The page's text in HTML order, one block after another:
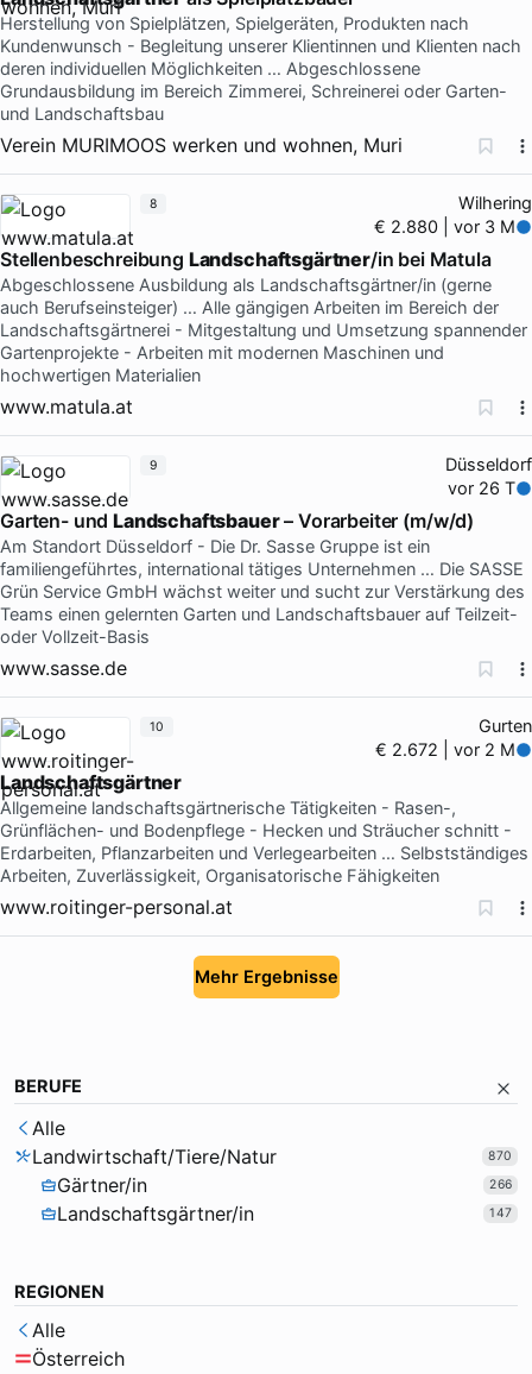
Herstellung von Spielplätzen, Spielgeräten, Produkten nach
Kundenwunsch - Begleitung unserer Klientinnen und Klienten nach
deren individuellen Möglichkeiten … Abgeschlossene
Grundausbildung im Bereich Zimmerei, Schreinerei oder Garten-
und Landschaftsbau
Verein MURIMOOS werken und wohnen, Muri
Wilhering
€ 2.880 | vor 3 M
Stellenbeschreibung Landschaftsgärtner/in bei Matula
Abgeschlossene Ausbildung als Landschaftsgärtner/in (gerne
auch Berufseinsteiger) … Alle gängigen Arbeiten im Bereich der
Landschaftsgärtnerei - Mitgestaltung und Umsetzung spannender
Gartenprojekte - Arbeiten mit modernen Maschinen und
hochwertigen Materialien
www.matula.at
8
Düsseldorf
vor 26 T
Garten- undLandschaftsbauer– Vorarbeiter (m/w/d)
Am Standort Düsseldorf - Die Dr. Sasse Gruppe ist ein
familiengeführtes, international tätiges Unternehmen … Die SASSE
Grün Service GmbH wächst weiter und sucht zur Verstärkung des
Teams einen gelernten Garten und Landschaftsbauer auf Teilzeit-
oder Vollzeit-Basis
www.sasse.de
9
Gurten
€ 2.672 | vor 2 M
Landschaftsgärtner
Allgemeine landschaftsgärtnerische Tätigkeiten - Rasen-,
Grünflächen- und Bodenpflege - Hecken und Sträucher schnitt -
Erdarbeiten, Pflanzarbeiten und Verlegearbeiten … Selbstständiges
Arbeiten, Zuverlässigkeit, Organisatorische Fähigkeiten
www.roitinger-personal.at
10
Mehr Ergebnisse
BERUFE
Alle
Landwirtschaft/Tiere/Natur
870
Gärtner/in 266
Landschaftsgärtner/in 147
REGIONEN
Alle
Österreich